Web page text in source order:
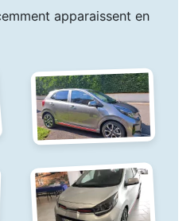
apparaissent en